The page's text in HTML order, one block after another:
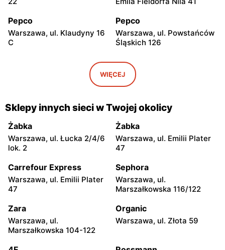
Pepco
Warszawa, ul. Klaudyny 16
C
Pepco
Warszawa, ul. Powstańców
Śląskich 126
Warszawa, ul. Wrocławska
Pepco
Warszawa, ul. Świetlików 8
Pepco
Warszawa, ul. Rembielińska
20
Pepco
Warszawa, ul. Wałbrzyska
11
Pepco Pepco
4
Pepco
24a
Pepco
26
Pepco Pepco
WIĘCEJ
Sklepy innych sieci w Twojej okolicy
Żabka
Warszawa, ul. Łucka 2/4/6
lok. 2
Żabka
Warszawa, ul. Emilii Plater
47
Carrefour Express
Warszawa, ul. Emilii Plater
47
Sephora
Warszawa, ul.
Marszałkowska 116/122
Zara
Warszawa, ul.
Marszałkowska 104-122
Organic
Warszawa, ul. Złota 59